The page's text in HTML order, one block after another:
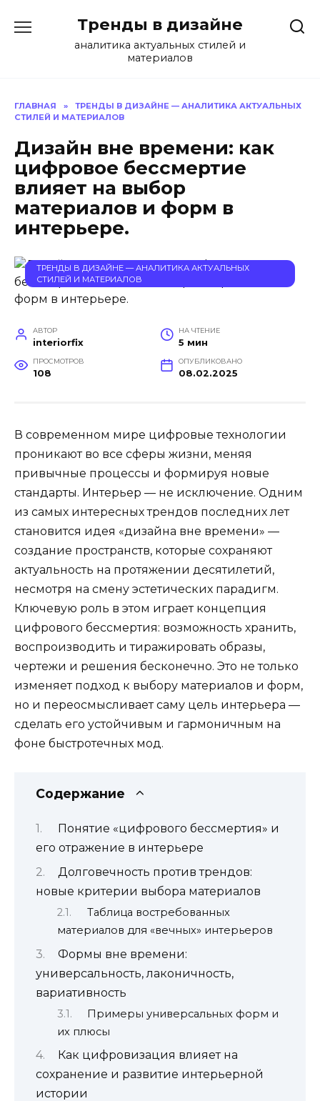
содержанию
Тренды в дизайне
аналитика актуальных стилей и
материалов
ГЛАВНАЯ »
ТРЕНДЫ В ДИЗАЙНЕ — АНАЛИТИКА АКТУАЛЬНЫХ
СТИЛЕЙ И МАТЕРИАЛОВ
Дизайн вне времени: как
цифровое бессмертие
влияет на выбор
материалов и форм в
интерьере.
ТРЕНДЫ В ДИЗАЙНЕ — АНАЛИТИКА АКТУАЛЬНЫХ
СТИЛЕЙ И МАТЕРИАЛОВ
АВТОР
interiorfix
НА ЧТЕНИЕ
5 мин
ПРОСМОТРОВ
108
ОПУБЛИКОВАНО
08.02.2025
В современном мире цифровые технологии
проникают во все сферы жизни, меняя
привычные процессы и формируя новые
стандарты. Интерьер — не исключение. Одним
из самых интересных трендов последних лет
становится идея «дизайна вне времени» —
создание пространств, которые сохраняют
актуальность на протяжении десятилетий,
несмотря на смену эстетических парадигм.
Ключевую роль в этом играет концепция
цифрового бессмертия: возможность хранить,
воспроизводить и тиражировать образы,
чертежи и решения бесконечно. Это не только
изменяет подход к выбору материалов и форм,
но и переосмысливает саму цель интерьера —
сделать его устойчивым и гармоничным на
фоне быстротечных мод.
Содержание
Понятие «цифрового бессмертия» и
его отражение в интерьере
Долговечность против трендов:
новые критерии выбора материалов
Таблица востребованных
материалов для «вечных» интерьеров
Формы вне времени:
универсальность, лаконичность,
вариативность
Примеры универсальных форм и
их плюсы
Как цифровизация влияет на
сохранение и развитие интерьерной
истории